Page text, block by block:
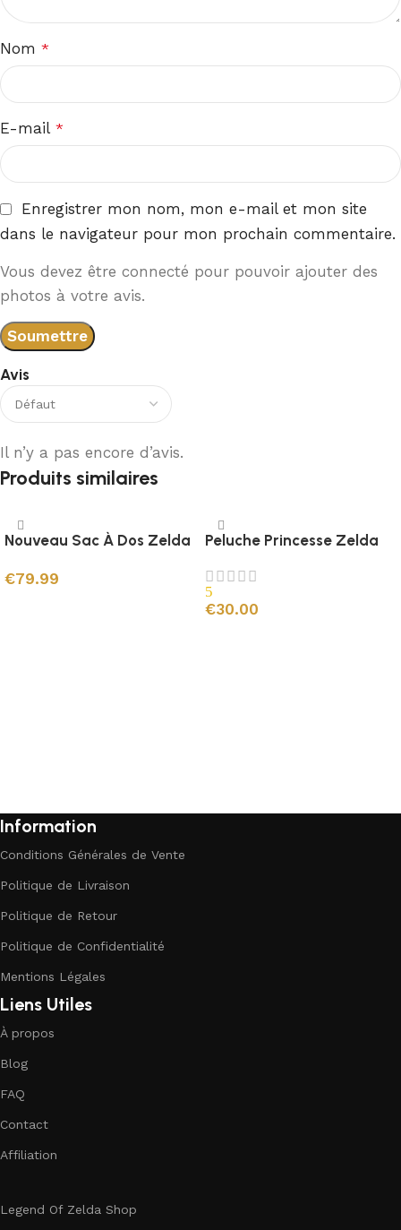
Avis
Il n’y a pas encore d’avis.
Nom *
E-mail *
Enregistrer mon nom, mon e-mail et mon site
dans le navigateur pour mon prochain commentaire.
Vous devez être connecté pour pouvoir ajouter des
photos à votre avis.
Produits similaires
Nouveau Sac À Dos Zelda
€79.99
Peluche Princesse Zelda
5
€30.00
Information
Conditions Générales de Vente
Politique de Livraison
Politique de Retour
Politique de Confidentialité
Mentions Légales
Liens Utiles
À propos
Blog
FAQ
Contact
Affiliation
Legend Of Zelda Shop